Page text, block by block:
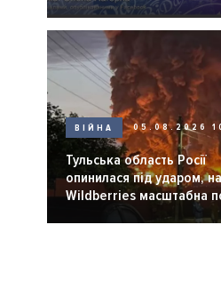
ВІЙНА 05.08.2026
Тульська область Росії
опинилася під ударом,
Wildberries масштабна